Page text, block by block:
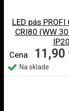
LED pás
CRI80 (WW
Cena
11,90
Na sklade